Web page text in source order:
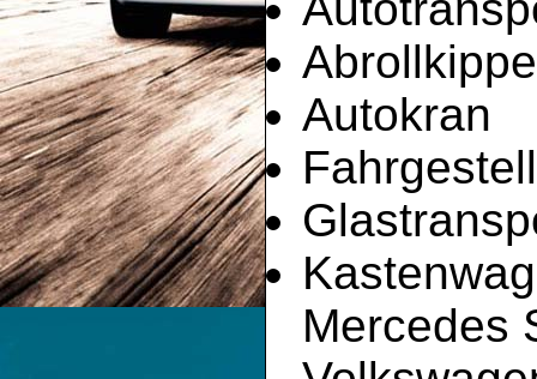
Autokran
Fahrgestell
Mercedes